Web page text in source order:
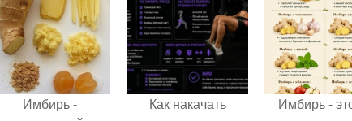
Имбирь -
Как накачать
Имбирь -